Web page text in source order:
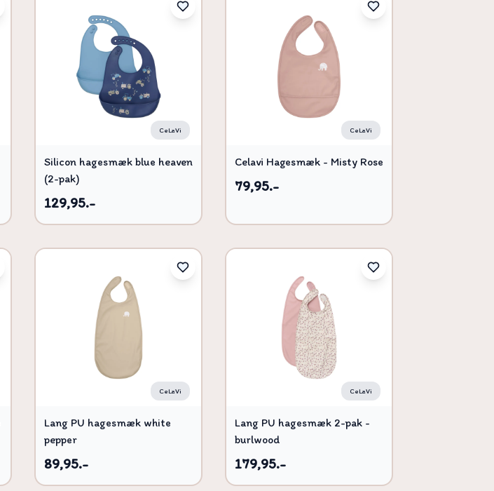
CeLaVi
Silicon hagesmæk blue heaven
(2-pak)
129,95.-
CeLaVi
Celavi Hagesmæk - Misty Rose
79,95.-
CeLaVi
Lang PU hagesmæk white
pepper
89,95.-
CeLaVi
Lang PU hagesmæk 2-pak -
burlwood
179,95.-